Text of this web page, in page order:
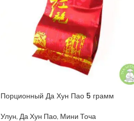
Порционный Да Хун Пао 5 грамм
Улун, Да Хун Пао, Мини Точа